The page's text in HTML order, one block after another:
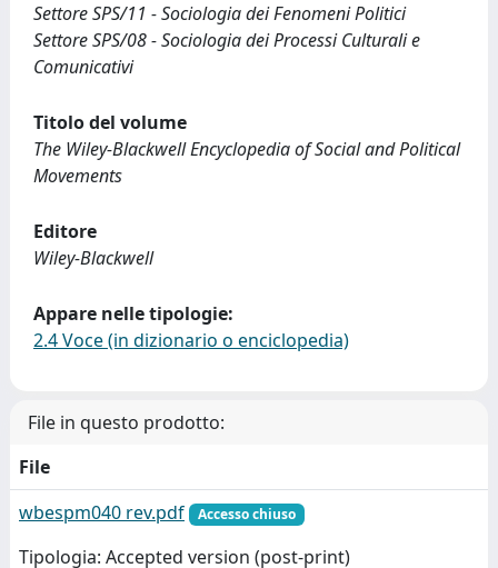
Settore SPS/11 - Sociologia dei Fenomeni Politici
Settore SPS/08 - Sociologia dei Processi Culturali e
Comunicativi
Titolo del volume
The Wiley-Blackwell Encyclopedia of Social and Political
Movements
Editore
Wiley-Blackwell
Appare nelle tipologie:
2.4 Voce (in dizionario o enciclopedia)
File in questo prodotto:
File
wbespm040 rev.pdf
Accesso chiuso
Tipologia: Accepted version (post-print)